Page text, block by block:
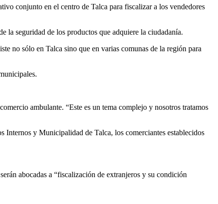
conjunto en el centro de Talca para fiscalizar a los vendedores
la seguridad de los productos que adquiere la ciudadanía.
no sólo en Talca sino que en varias comunas de la región para
ambulante. “Este es un tema complejo y nosotros tratamos
Internos y Municipalidad de Talca, los comerciantes establecidos
abocadas a “fiscalización de extranjeros y su condición